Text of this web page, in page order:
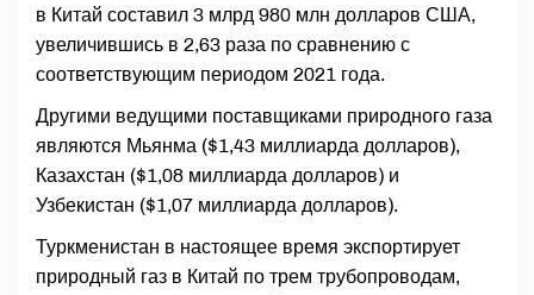
в Китай составил 3 млрд 980 млн долларов США,
увеличившись в 2,63 раза по сравнению с
соответствующим периодом 2021 года.
Другими ведущими поставщиками природного газа
являются Мьянма ($1,43 миллиарда долларов),
Казахстан ($1,08 миллиарда долларов) и
Узбекистан ($1,07 миллиарда долларов).
Туркменистан в настоящее время экспортирует
природный газ в Китай по трем трубопроводам,